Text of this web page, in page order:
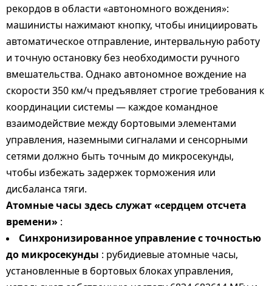
рекордов в области «автономного вождения»:
машинисты нажимают кнопку, чтобы инициировать
автоматическое отправление, интервальную работу
и точную остановку без необходимости ручного
вмешательства. Однако автономное вождение на
скорости 350 км/ч предъявляет строгие требования к
координации системы — каждое командное
взаимодействие между бортовыми элементами
управления, наземными сигналами и сенсорными
сетями должно быть точным до микросекунды,
чтобы избежать задержек торможения или
дисбаланса тяги.
Атомные часы здесь служат «сердцем отсчета
времени» :
Синхронизированное управление с точностью
до микросекунды : рубидиевые атомные часы,
установленные в бортовых блоках управления,